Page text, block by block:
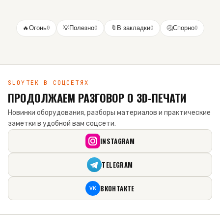
🔥Огонь0 💡Полезно0 🔖 В закладки0 🤔Спорно0
SLOYTEK В СОЦСЕТЯХ
ПРОДОЛЖАЕМ РАЗГОВОР О 3D-ПЕЧАТИ
Новинки оборудования, разборы материалов и практические
заметки в удобной вам соцсети.
INSTAGRAM
TELEGRAM
VK ВКОНТАКТЕ